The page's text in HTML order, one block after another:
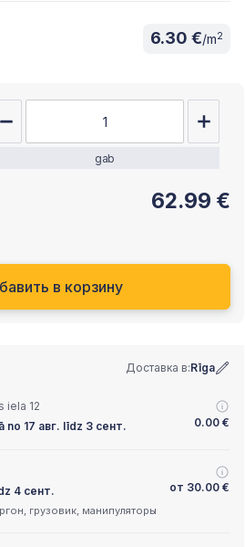
6.30 €/m2
gab
62.99 €
в корзину
Доставка в:Rīga
iela 12
no 17 авг. līdz 3 сент.
0.00 €
4 сент. от 30.00 €
грузовик, манипуляторы